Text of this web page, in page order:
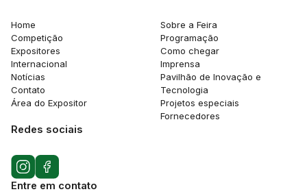
Home
Competição
Expositores
Internacional
Notícias
Contato
Área do Expositor
Sobre a Feira
Programação
Como chegar
Imprensa
Pavilhão de Inovação e
Tecnologia
Projetos especiais
Fornecedores
Redes sociais
Entre em contato